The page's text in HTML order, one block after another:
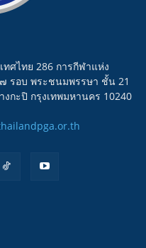
ศไทย 286 การกีฬาแห่ง
รอบ พระชนมพรรษา ชั้น 21
กะปิ กรุงเทพมหานคร 10240